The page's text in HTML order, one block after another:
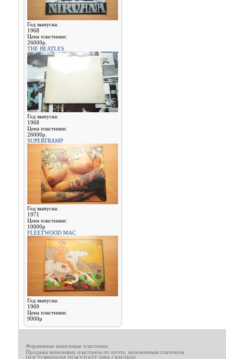
Год выпуска:
1968
Цена пластинки:
26000р.
THE BEATLES
Год выпуска:
1968
Цена пластинки:
26000р.
SUPERTRAMP
Год выпуска:
1971
Цена пластинки:
10000р
FLEETWOOD MAC
Год выпуска:
1969
Цена пластинки:
9000р
Фирменные виниловые пластинки
Продажа виниловых пластинок по почте, наложенным платежом